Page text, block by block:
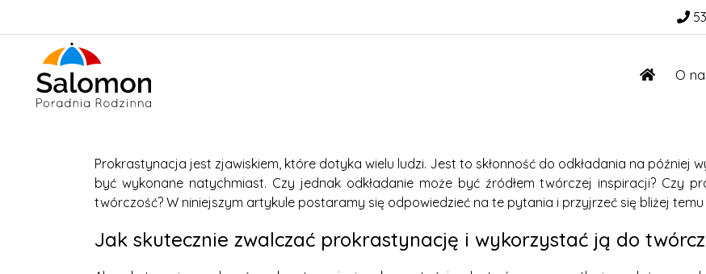
O
Prokrastynacja jest zjawiskiem, które dotyka wielu ludzi. Jest to skłonność do odkładania na później
być wykonane natychmiast. Czy jednak odkładanie może być źródłem twórczej inspiracji? Czy
twórczość? W niniejszym artykule postaramy się odpowiedzieć na te pytania i przyjrzeć się bliżej temu
Jak skutecznie zwalczać prokrastynację i wykorzystać ją do